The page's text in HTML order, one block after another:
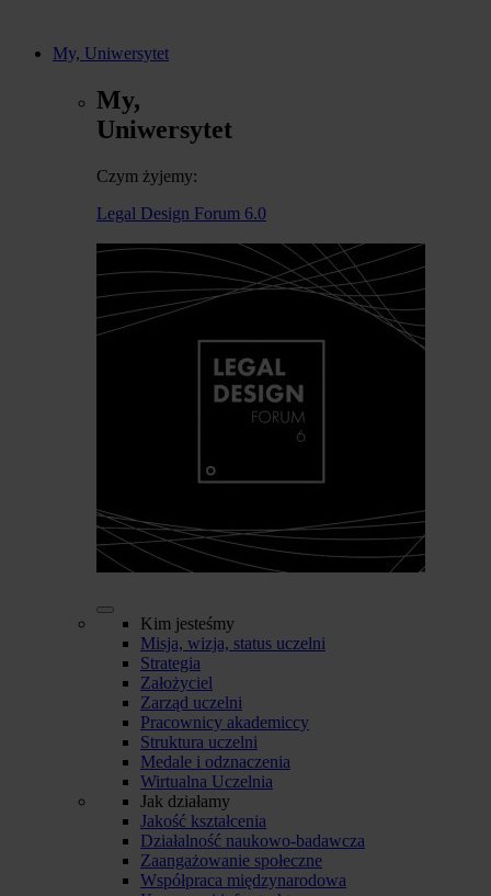
My, Uniwersytet
My,
Uniwersytet
Czym żyjemy:
Legal Design Forum 6.0
Kim jesteśmy
Misja, wizja, status uczelni
Strategia
Założyciel
Zarząd uczelni
Pracownicy akademiccy
Struktura uczelni
Medale i odznaczenia
Wirtualna Uczelnia
Jak działamy
Jakość kształcenia
Działalność naukowo-badawcza
Zaangażowanie społeczne
Współpraca międzynarodowa